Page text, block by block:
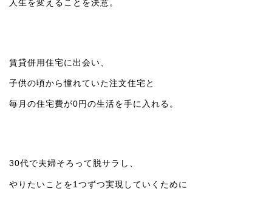
人生を変えることを決意。
賃貸併用住宅に出会い、
子供の頃から憧れていた注文住宅と
毎月の住宅費が0円の生活を手に入れる。
30代で夫婦そろって脱サラし、
やりたいことを1つずつ実現していくために